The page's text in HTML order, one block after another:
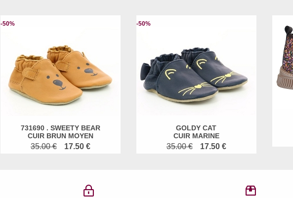
-50%
731690 . SWEETY BEAR
CUIR BRUN MOYEN
35.00 € 17.50 €
-50%
GOLDY CAT
CUIR MARINE
35.00 € 17.50 €